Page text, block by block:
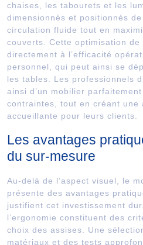
chaises, les tabourets et les
dimensionnés et positionnés
circulation fluide tout en
couverts. Cette optimisation de
directement à l’efficacité
personnel, qui peut ainsi se
les tables. Les professionnels
ainsi d’un mobilier
contraintes, tout en créant une
accueillante pour leurs clients.
Les avantages
du sur-mesure
Au-delà de l’aspect visuel, le
présente des avantages
justifient cet investissement
l’ergonomie constituent des
choix des assises. Une
matériaux et des tests